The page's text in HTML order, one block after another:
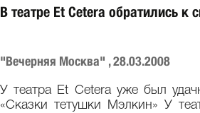
В театре Et Cetera обратились к
"Вечерняя Москва" , 28.03.2008
У театра Et Сetera уже был
«Сказки тетушки Мэлкин» У